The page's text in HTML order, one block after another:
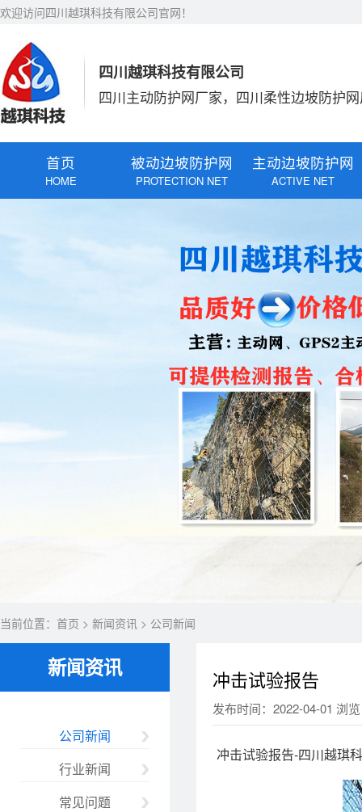
欢迎访问四川越琪科技有限公司官网！
四川越琪科技有限公司
四川主动防护网厂家，四川柔性边坡防护
首页
HOME
被动边坡防护网
PROTECTION NET
主动边坡防护网
ACTIVE NET
当前位置： 首页 > 新闻资讯 > 公司新闻
新闻资讯
公司新闻
行业新闻
常见问题
冲击试验报告
发布时间：2022-04-01 浏
冲击试验报告-四川越琪